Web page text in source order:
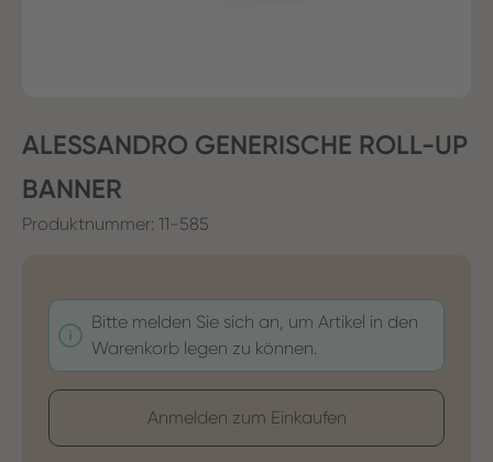
ALESSANDRO GENERISCHE ROLL-UP
BANNER
Produktnummer: 11-585
Bitte melden Sie sich an, um Artikel in den
Warenkorb legen zu können.
Anmelden zum Einkaufen